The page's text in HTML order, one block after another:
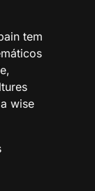
tem
wise